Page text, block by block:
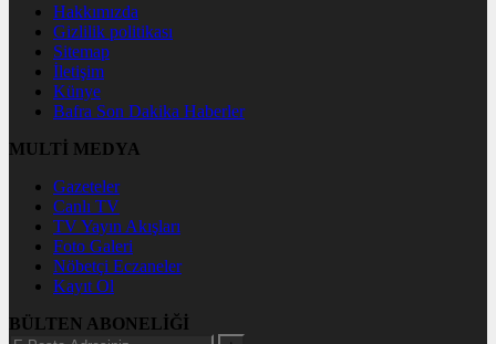
Hakkımızda
Gizlilik politikası
Sitemap
İletişim
Künye
Bafra Son Dakika Haberler
MULTİ MEDYA
Gazeteler
Canlı TV
TV Yayın Akışları
Foto Galeri
Nöbetçi Eczaneler
Kayıt Ol
BÜLTEN ABONELİĞİ